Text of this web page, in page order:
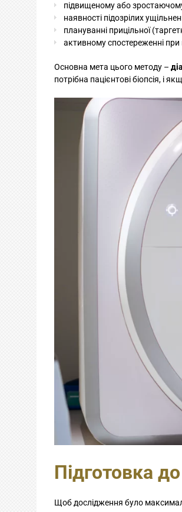
підвищеному або
наявності підозрілих
плануванні прицільної
активному спостереженні
Основна мета цього методу –
потрібна пацієнтові біопсія, і
Підготовка
Щоб дослідження було